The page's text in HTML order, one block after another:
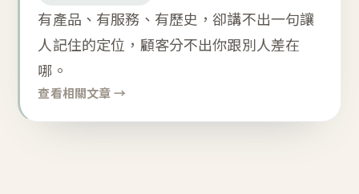
有產品、有服務、有歷史，卻講不出一句讓
人記住的定位，顧客分不出你跟別人差在
哪。
查看相關文章 →